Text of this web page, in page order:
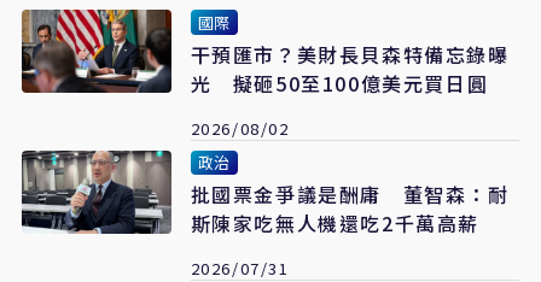
國際
干預匯市？美財長貝森特備忘錄曝
光 擬砸50至100億美元買日圓
2026/08/02
政治
批國票金爭議是酬庸 董智森：耐
斯陳家吃無人機還吃2千萬高薪
2026/07/31